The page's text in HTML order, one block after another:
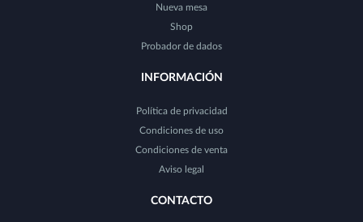
Nueva mesa
Shop
Probador de dados
INFORMACIÓN
Política de privacidad
Condiciones de uso
Condiciones de venta
Aviso legal
CONTACTO